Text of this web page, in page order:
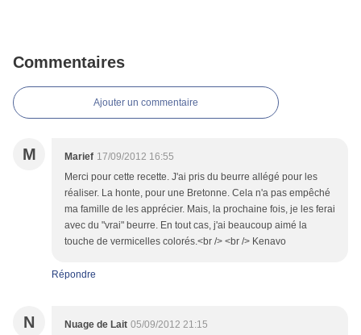
Commentaires
Ajouter un commentaire
M Marief 17/09/2012 16:55
Merci pour cette recette. J'ai pris du beurre allégé pour les
réaliser. La honte, pour une Bretonne. Cela n'a pas empêché
ma famille de les apprécier. Mais, la prochaine fois, je les ferai
avec du "vrai" beurre. En tout cas, j'ai beaucoup aimé la
touche de vermicelles colorés.<br /> <br /> Kenavo
Répondre
N Nuage de Lait 05/09/2012 21:15